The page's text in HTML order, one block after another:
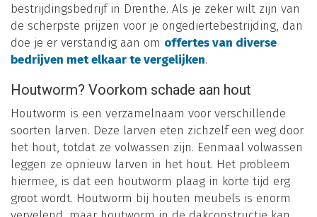
bestrijdingsbedrijf in Drenthe. Als je zeker wilt zijn van
de scherpste prijzen voor je ongediertebestrijding, dan
doe je er verstandig aan om offertes van diverse
bedrijven met elkaar te vergelijken.
Houtworm? Voorkom schade aan hout
Houtworm is een verzamelnaam voor verschillende
soorten larven. Deze larven eten zichzelf een weg door
het hout, totdat ze volwassen zijn. Eenmaal volwassen
leggen ze opnieuw larven in het hout. Het probleem
hiermee, is dat een houtworm plaag in korte tijd erg
groot wordt. Houtworm bij houten meubels is enorm